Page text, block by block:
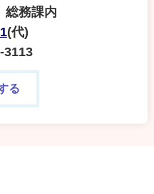
務課内
(代)
3113
る